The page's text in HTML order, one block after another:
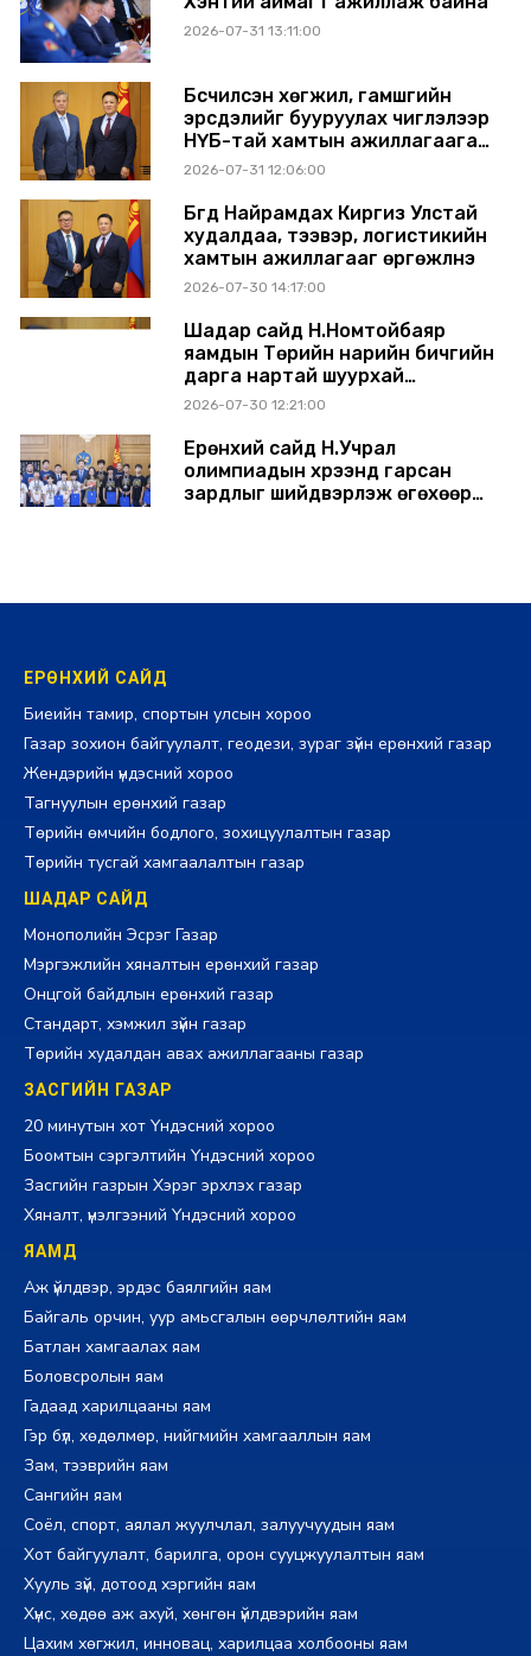
2026-07-31 13:11:00
Бүсчилсэн хөгжил, гамшгийн
эрсдэлийг бууруулах чиглэлээр
НҮБ-тай хамтын ажиллагаагаа
өргөжүүлэхээр санал солилцлоо
2026-07-31 12:06:00
Бүгд Найрамдах Киргиз Улстай
худалдаа, тээвэр, логистикийн
хамтын ажиллагааг өргөжүүлнэ
2026-07-30 14:17:00
Шадар сайд Н.Номтойбаяр
яамдын Төрийн нарийн бичгийн
дарга нартай шуурхай
хуралдлаа
2026-07-30 12:21:00
Ерөнхий сайд Н.Учрал
олимпиадын хүрээнд гарсан
зардлыг шийдвэрлэж өгөхөөр
ЕРӨНХИЙ САЙД
Биеийн тамир, спортын улсын хороо
Газар зохион байгуулалт, геодези, зураг зүйн ерөнхий газар
Жендэрийн үндэсний хороо
Тагнуулын ерөнхий газар
Төрийн өмчийн бодлого, зохицуулалтын газар
Төрийн тусгай хамгаалалтын газар
ШАДАР САЙД
Монополийн Эсрэг Газар
Мэргэжлийн хяналтын ерөнхий газар
Онцгой байдлын ерөнхий газар
Стандарт, хэмжил зүйн газар
Төрийн худалдан авах ажиллагааны газар
ЗАСГИЙН ГАЗАР
20 минутын хот Үндэсний хороо
Боомтын сэргэлтийн Үндэсний хороо
Засгийн газрын Хэрэг эрхлэх газар
Хяналт, үнэлгээний Үндэсний хороо
ЯАМД
Аж үйлдвэр, эрдэс баялгийн яам
Байгаль орчин, уур амьсгалын өөрчлөлтийн яам
Батлан хамгаалах яам
Боловсролын яам
Гадаад харилцааны яам
Гэр бүл, хөдөлмөр, нийгмийн хамгааллын яам
Зам, тээврийн яам
Сангийн яам
Соёл, спорт, аялал жуулчлал, залуучуудын яам
Хот байгуулалт, барилга, орон сууцжуулалтын яам
Хууль зүй, дотоод хэргийн яам
Хүнс, хөдөө аж ахуй, хөнгөн үйлдвэрийн яам
Цахим хөгжил, инновац, харилцаа холбооны яам